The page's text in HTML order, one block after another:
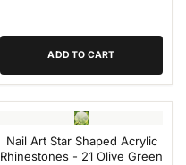
ADD TO CART
Nail Art Star Shaped Acrylic
Rhinestones - 21 Olive Green